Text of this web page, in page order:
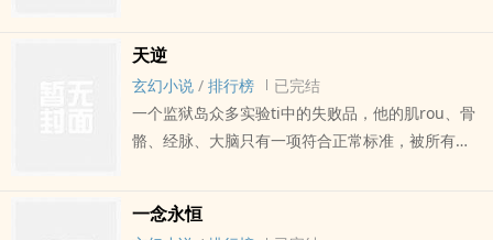
握自己的命运，苏铭踏上了这条修命之路。魔前一
叩三千年，回首凡尘不zuo仙，只…
天逆
玄幻小说 / 排行榜
已完结
一个监狱岛众多实验ti中的失败品，他的肌rou、骨
骼、经脉、大脑只有一项符合正常标准，被所有人
为了活下去，他必须变强
一念永恒